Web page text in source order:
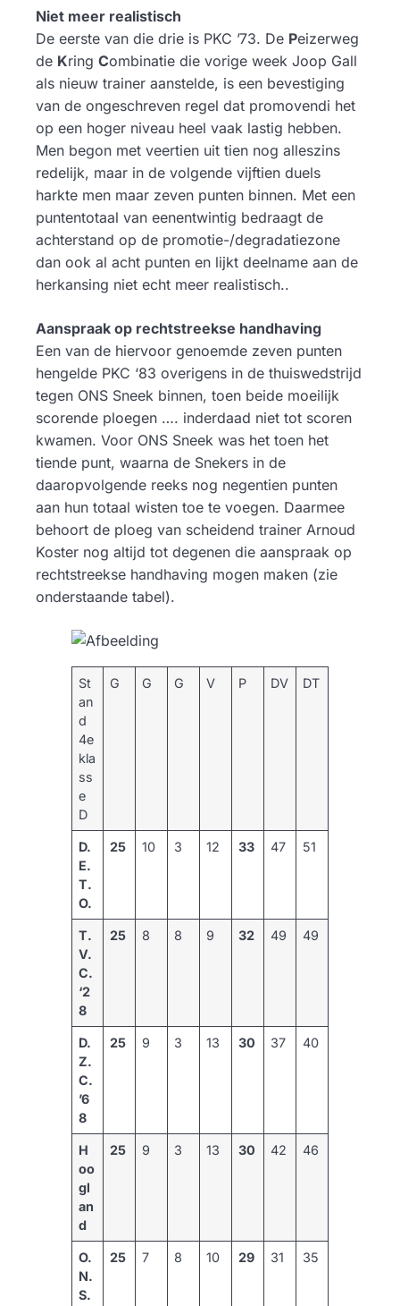
Niet meer realistisch
De eerste van die drie is PKC ’73. De Peizerweg
de Kring Combinatie die vorige week Joop Gall
als nieuw trainer aanstelde, is een bevestiging
van de ongeschreven regel dat promovendi het
op een hoger niveau heel vaak lastig hebben.
Men begon met veertien uit tien nog alleszins
redelijk, maar in de volgende vijftien duels
harkte men maar zeven punten binnen. Met een
puntentotaal van eenentwintig bedraagt de
achterstand op de promotie-/degradatiezone
dan ook al acht punten en lijkt deelname aan de
herkansing niet echt meer realistisch..
Aanspraak op rechtstreekse handhaving
Een van de hiervoor genoemde zeven punten
hengelde PKC ‘83 overigens in de thuiswedstrijd
tegen ONS Sneek binnen, toen beide moeilijk
scorende ploegen …. inderdaad niet tot scoren
kwamen. Voor ONS Sneek was het toen het
tiende punt, waarna de Snekers in de
daaropvolgende reeks nog negentien punten
aan hun totaal wisten toe te voegen. Daarmee
behoort de ploeg van scheidend trainer Arnoud
Koster nog altijd tot degenen die aanspraak op
rechtstreekse handhaving mogen maken (zie
onderstaande tabel).
St
an
d
4e
kla
ss
e
D
G G G V P DV DT
D.
E.
T.
O.
25 10 3 12 33 47 51
T.
V.
C.
‘2
8
25 8 8 9 32 49 49
D.
Z.
C.
’6
8
25 9 3 13 30 37 40
H
oo
gl
an
d
25 9 3 13 30 42 46
O.
N.
S.
25 7 8 10 29 31 35